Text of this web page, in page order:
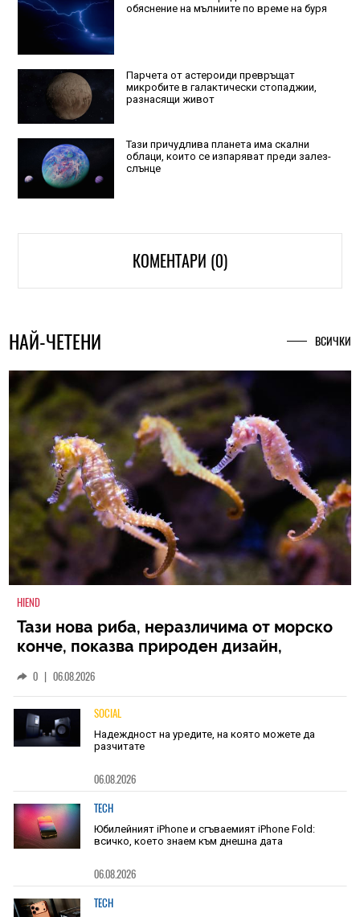
обяснение на мълниите по време на буря
Парчета от астероиди превръщат
микробите в галактически стопаджии,
разнасящи живот
Тази причудлива планета има скални
облаци, които се изпаряват преди залез-
слънце
КОМЕНТАРИ (0)
НАЙ-ЧЕТЕНИ ВСИЧКИ
HIEND
Тази нова риба, неразличима от морско
конче, показва природен дизайн,
0 | 06.08.2026
SOCIAL
Надеждност на уредите, на която можете да
разчитате
06.08.2026
TECH
Юбилейният iPhone и сгъваемият iPhone Fold:
всичко, което знаем към днешна дата
06.08.2026
TECH